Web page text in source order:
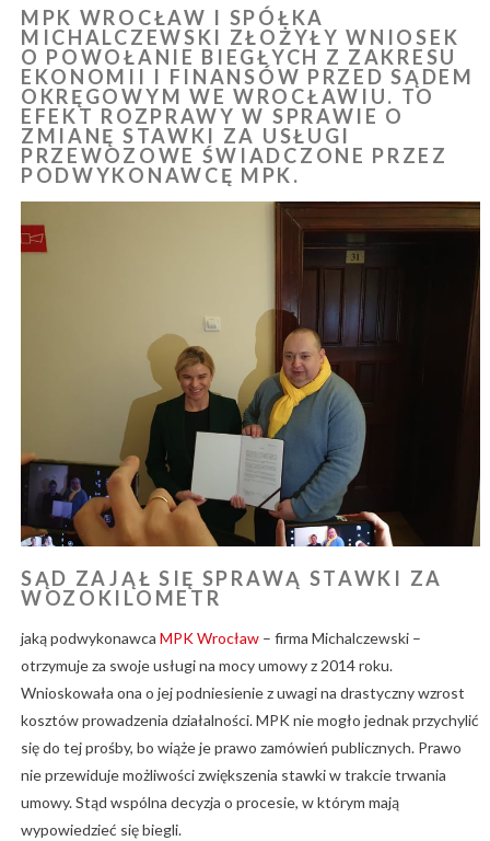
MPK WROCŁAW I SPÓŁKA
MICHALCZEWSKI ZŁOŻYŁY WNIOSEK
O POWOŁANIE BIEGŁYCH Z ZAKRESU
EKONOMII I FINANSÓW PRZED SĄDEM
OKRĘGOWYM WE WROCŁAWIU. TO
EFEKT ROZPRAWY W SPRAWIE O
ZMIANĘ STAWKI ZA USŁUGI
PRZEWOZOWE ŚWIADCZONE PRZEZ
PODWYKONAWCĘ MPK.
SĄD ZAJĄŁ SIĘ SPRAWĄ STAWKI ZA
WOZOKILOMETR
jaką podwykonawca MPK Wrocław– firma Michalczewski –
otrzymuje za swoje usługi na mocy umowy z 2014 roku.
Wnioskowała ona o jej podniesienie z uwagi na drastyczny wzrost
kosztów prowadzenia działalności. MPK nie mogło jednak przychylić
się do tej prośby, bo wiąże je prawo zamówień publicznych. Prawo
nie przewiduje możliwości zwiększenia stawki w trakcie trwania
umowy. Stąd wspólna decyzja o procesie, w którym mają
wypowiedzieć się biegli.